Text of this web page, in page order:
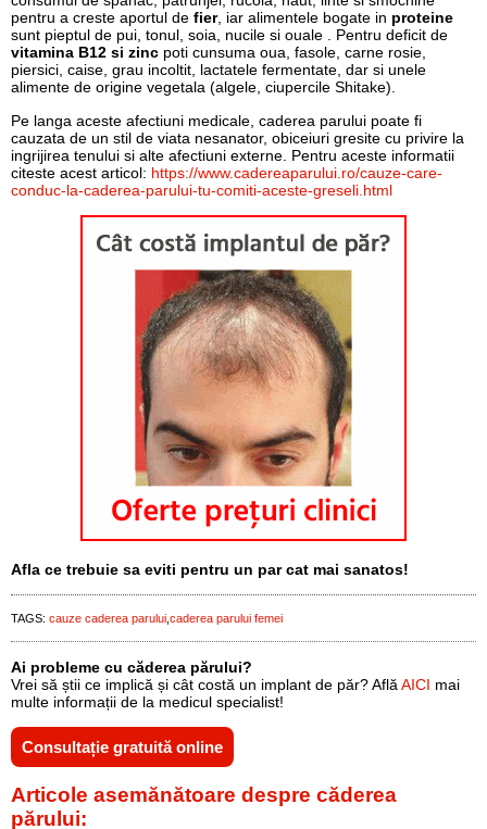
pentru a creste aportul de fier, iar alimentele bogate in proteine
sunt pieptul de pui, tonul, soia, nucile si ouale . Pentru deficit de
vitamina B12 si zinc poti cunsuma oua, fasole, carne rosie,
piersici, caise, grau incoltit, lactatele fermentate, dar si unele
alimente de origine vegetala (algele, ciupercile Shitake).
Pe langa aceste afectiuni medicale, caderea parului poate fi
cauzata de un stil de viata nesanator, obiceiuri gresite cu privire la
ingrijirea tenului si alte afectiuni externe. Pentru aceste informatii
citeste acest articol: https://www.cadereaparului.ro/cauze-care-
conduc-la-caderea-parului-tu-comiti-aceste-greseli.html
Afla ce trebuie sa eviti pentru un par cat mai sanatos!
TAGS: cauze caderea parului caderea parului femei
Ai probleme cu căderea părului?
Vrei să știi ce implică și cât costă un implant de păr? Află AICI mai
multe informații de la medicul specialist!
Consultație gratuită online
Articole asemănătoare despre căderea
părului: